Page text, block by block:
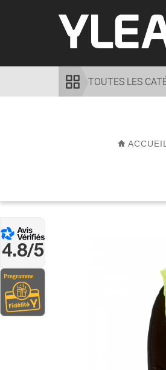
4.8/5
TOUTES LES
ACCUEIL